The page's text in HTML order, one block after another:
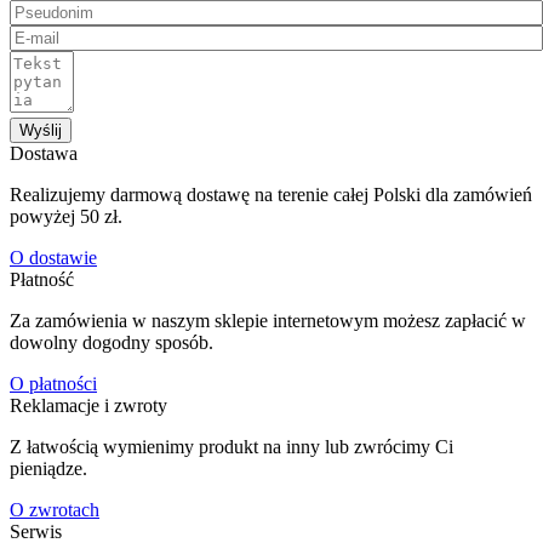
Wyślij
Dostawa
Realizujemy darmową dostawę na terenie całej Polski dla zamówień
powyżej 50 zł.
O dostawie
Płatność
Za zamówienia w naszym sklepie internetowym możesz zapłacić w
dowolny dogodny sposób.
O płatności
Reklamacje i zwroty
Z łatwością wymienimy produkt na inny lub zwrócimy Ci
pieniądze.
O zwrotach
Serwis